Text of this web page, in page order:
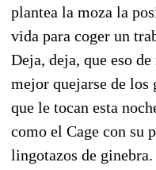
plantea la moza la
vida para coger un
Deja, deja, que eso
mejor quejarse de los
que le tocan esta
como el Cage con su
lingotazos de ginebra.